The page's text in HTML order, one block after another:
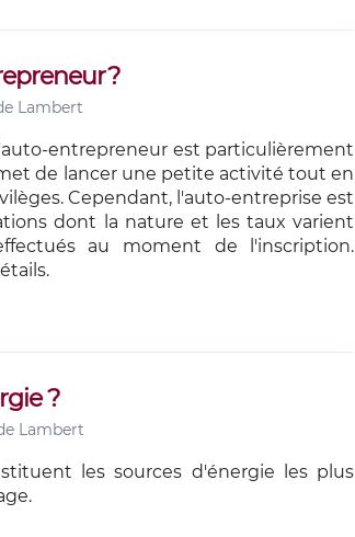
?
Lambert
entrepreneur est particulièrement
de lancer une petite activité tout en
Cependant, l'auto-entreprise est
dont la nature et les taux varient
au moment de l'inscription.
?
Lambert
les sources d'énergie les plus